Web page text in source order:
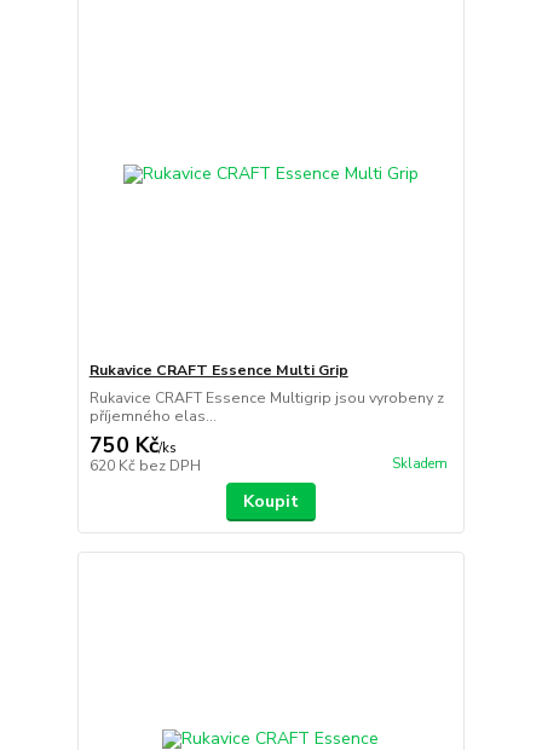
Rukavice CRAFT Essence Multi Grip
Rukavice CRAFT Essence Multigrip jsou vyrobeny z
příjemného elas...
750 Kč/ks
620 Kč bez DPH Skladem
Koupit